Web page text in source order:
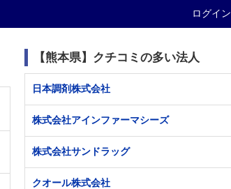
ログイン
【熊本県】クチコミの多い法人
日本調剤株式会社
株式会社アインファーマシーズ
株式会社サンドラッグ
クオール株式会社